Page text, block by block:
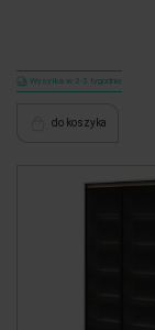
Wysyłka w 2-3 tygodnie
do koszyka